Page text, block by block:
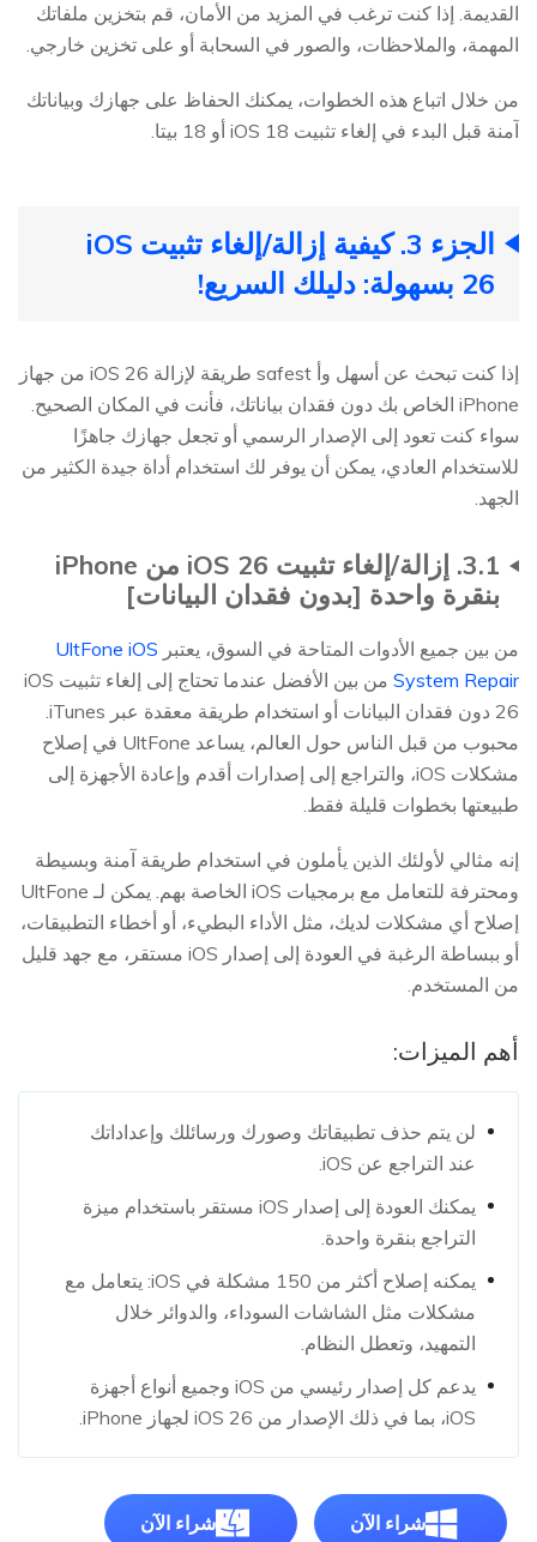
القديمة. إذا كنت ترغب في المزيد من الأمان، قم بتخزين ملفاتك
المهمة، والملاحظات، والصور في السحابة أو على تخزين خارجي.
من خلال اتباع هذه الخطوات، يمكنك الحفاظ على جهازك وبياناتك
آمنة قبل البدء في إلغاء تثبيت iOS 18 أو 18 بيتا.
الجزء 3. كيفية إزالة/إلغاء تثبيت iOS
26 بسهولة: دليلك السريع!
إذا كنت تبحث عن أسهل وأ safest طريقة لإزالة iOS 26 من جهاز
iPhone الخاص بك دون فقدان بياناتك، فأنت في المكان الصحيح.
سواء كنت تعود إلى الإصدار الرسمي أو تجعل جهازك جاهزًا
للاستخدام العادي، يمكن أن يوفر لك استخدام أداة جيدة الكثير من
الجهد.
3.1. إزالة/إلغاء تثبيت iOS 26 من iPhone
بنقرة واحدة [بدون فقدان البيانات]
من بين جميع الأدوات المتاحة في السوق، يعتبر UltFone iOS
System Repair
من بين الأفضل عندما تحتاج إلى إلغاء تثبيت iOS
26 دون فقدان البيانات أو استخدام طريقة معقدة عبر iTunes.
محبوب من قبل الناس حول العالم، يساعد UltFone في إصلاح
مشكلات iOS، والتراجع إلى إصدارات أقدم وإعادة الأجهزة إلى
طبيعتها بخطوات قليلة فقط.
إنه مثالي لأولئك الذين يأملون في استخدام طريقة آمنة وبسيطة
ومحترفة للتعامل مع برمجيات iOS الخاصة بهم. يمكن لـ UltFone
إصلاح أي مشكلات لديك، مثل الأداء البطيء، أو أخطاء التطبيقات،
أو ببساطة الرغبة في العودة إلى إصدار iOS مستقر، مع جهد قليل
من المستخدم.
أهم الميزات:
لن يتم حذف تطبيقاتك وصورك ورسائلك وإعداداتك
عند التراجع عن iOS.
يمكنك العودة إلى إصدار iOS مستقر باستخدام ميزة
التراجع بنقرة واحدة.
يمكنه إصلاح أكثر من 150 مشكلة في iOS: يتعامل مع
مشكلات مثل الشاشات السوداء، والدوائر خلال
التمهيد، وتعطل النظام.
يدعم كل إصدار رئيسي من iOS وجميع أنواع أجهزة
iOS، بما في ذلك الإصدار من iOS 26 لجهاز iPhone.
شراء الآن شراء الآن